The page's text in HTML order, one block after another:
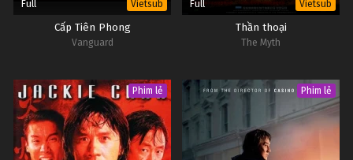
Full Vietsub
Cấp Tiên Phong
Vanguard
Full Vietsub
Thần thoại
The Myth
Phim lẻ Phim lẻ